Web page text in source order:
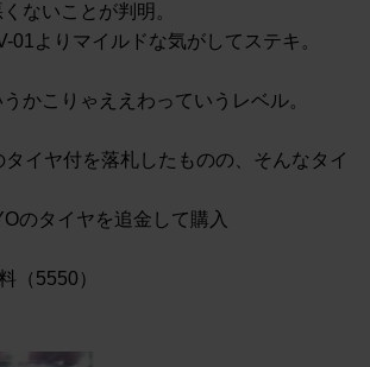
ないことが判明。
01よりマイルドな気がしてステキ。
かこりゃええわっていうレベル。
タイヤ付を落札したものの、そんなタイ
のタイヤを追金して購入
（5550）